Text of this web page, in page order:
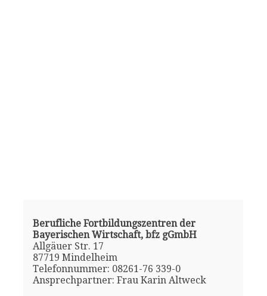
Berufliche Fortbildungszentren der
Bayerischen Wirtschaft, bfz gGmbH
Allgäuer Str. 17
87719 Mindelheim
Telefonnummer: 08261-76 339-0
Ansprechpartner: Frau Karin Altweck